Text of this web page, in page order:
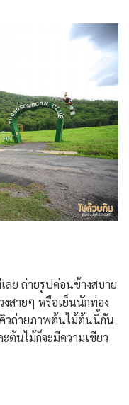
ลย ถ่ายรูปค่อนข้างสบาย
สายๆ หรือเย็นนักท่อง
วถ่ายภาพต้นไม้ต้นนี้กัน
ต้นไม้ก็จะมีความเขียว